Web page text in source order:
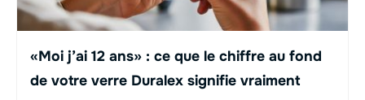
«Moi j’ai 12 ans» : ce que le chiffre au fond
de votre verre Duralex signifie vraiment